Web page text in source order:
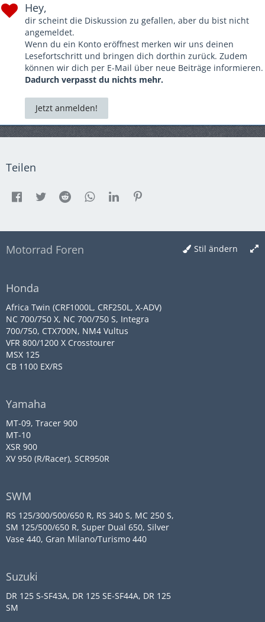
Hey,
dir scheint die Diskussion zu gefallen, aber du bist nicht
angemeldet.
Wenn du ein Konto eröffnest merken wir uns deinen
Lesefortschritt und bringen dich dorthin zurück. Zudem
können wir dich per E-Mail über neue Beiträge informieren.
Dadurch verpasst du nichts mehr.
Jetzt anmelden!
Teilen
Stil ändern
Motorrad Foren
Honda
Africa Twin (CRF1000L, CRF250L, X-ADV)
NC 700/750 X, NC 700/750 S, Integra
700/750, CTX700N, NM4 Vultus
VFR 800/1200 X Crosstourer
MSX 125
CB 1100 EX/RS
Yamaha
MT-09, Tracer 900
MT-10
XSR 900
XV 950 (R/Racer), SCR950R
SWM
RS 125/300/500/650 R, RS 340 S, MC 250 S,
SM 125/500/650 R, Super Dual 650, Silver
Vase 440, Gran Milano/Turismo 440
Suzuki
DR 125 S-SF43A, DR 125 SE-SF44A, DR 125
SM